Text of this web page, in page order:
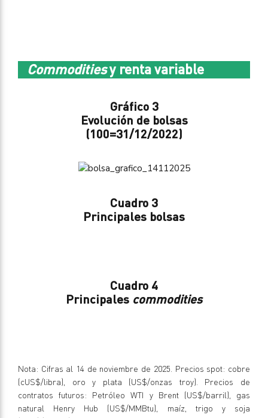
Commoditiesy renta variable
Gráfico 3
Evolución de bolsas
(100=31/12/2022)
Cuadro 3
Principales bolsas
Cuadro 4
Principales commodities
Nota: Cifras al 14 de noviembre de 2025. Precios spot: cobre
(cUS$/libra), oro y plata (US$/onzas troy). Precios de
contratos futuros: Petróleo WTI y Brent (US$/barril), gas
natural Henry Hub (US$/MMBtu), maíz, trigo y soja